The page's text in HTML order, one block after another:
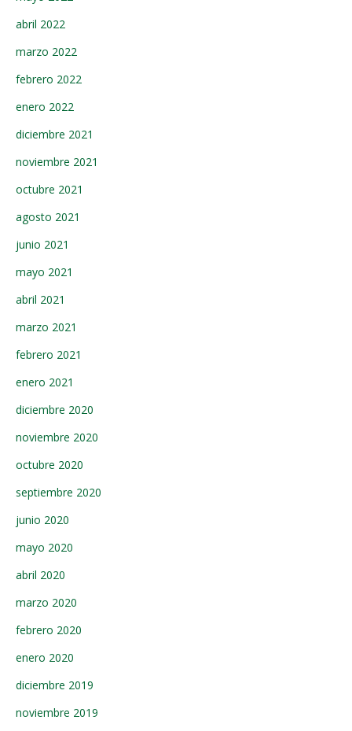
abril 2022
marzo 2022
febrero 2022
enero 2022
diciembre 2021
noviembre 2021
octubre 2021
agosto 2021
junio 2021
mayo 2021
abril 2021
marzo 2021
febrero 2021
enero 2021
diciembre 2020
noviembre 2020
octubre 2020
septiembre 2020
junio 2020
mayo 2020
abril 2020
marzo 2020
febrero 2020
enero 2020
diciembre 2019
noviembre 2019